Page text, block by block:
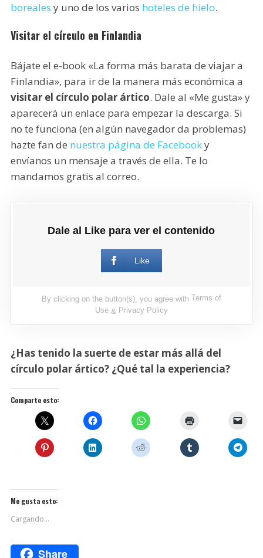
boreales y uno de los varios hoteles de hielo.
Visitar el círculo en Finlandia
Bájate el e-book «La forma más barata de viajar a
Finlandia», para ir de la manera más económica a
visitar el círculo polar ártico. Dale al «Me gusta» y
aparecerá un enlace para empezar la descarga. Si
no te funciona (en algún navegador da problemas)
hazte fan de nuestra página de Facebooky
envíanos un mensaje a través de ella. Te lo
mandamos gratis al correo.
Dale al Like para ver el contenido
Like
By clicking on the button(s), you agree with
Terms of
Use& Privacy Policy
¿Has tenido la suerte de estar más allá del
círculo polar ártico? ¿Qué tal la experiencia?
Comparte esto:
Me gusta esto:
Cargando...
Share